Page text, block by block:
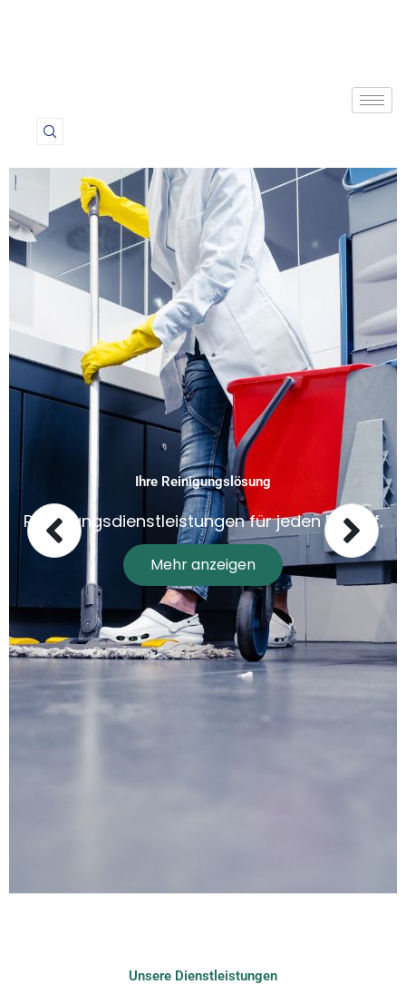
Ihre Reinigungslösung
Reinigungsdienstleistungen für jeden Bedarf.
Mehr anzeigen
Unsere Dienstleistungen